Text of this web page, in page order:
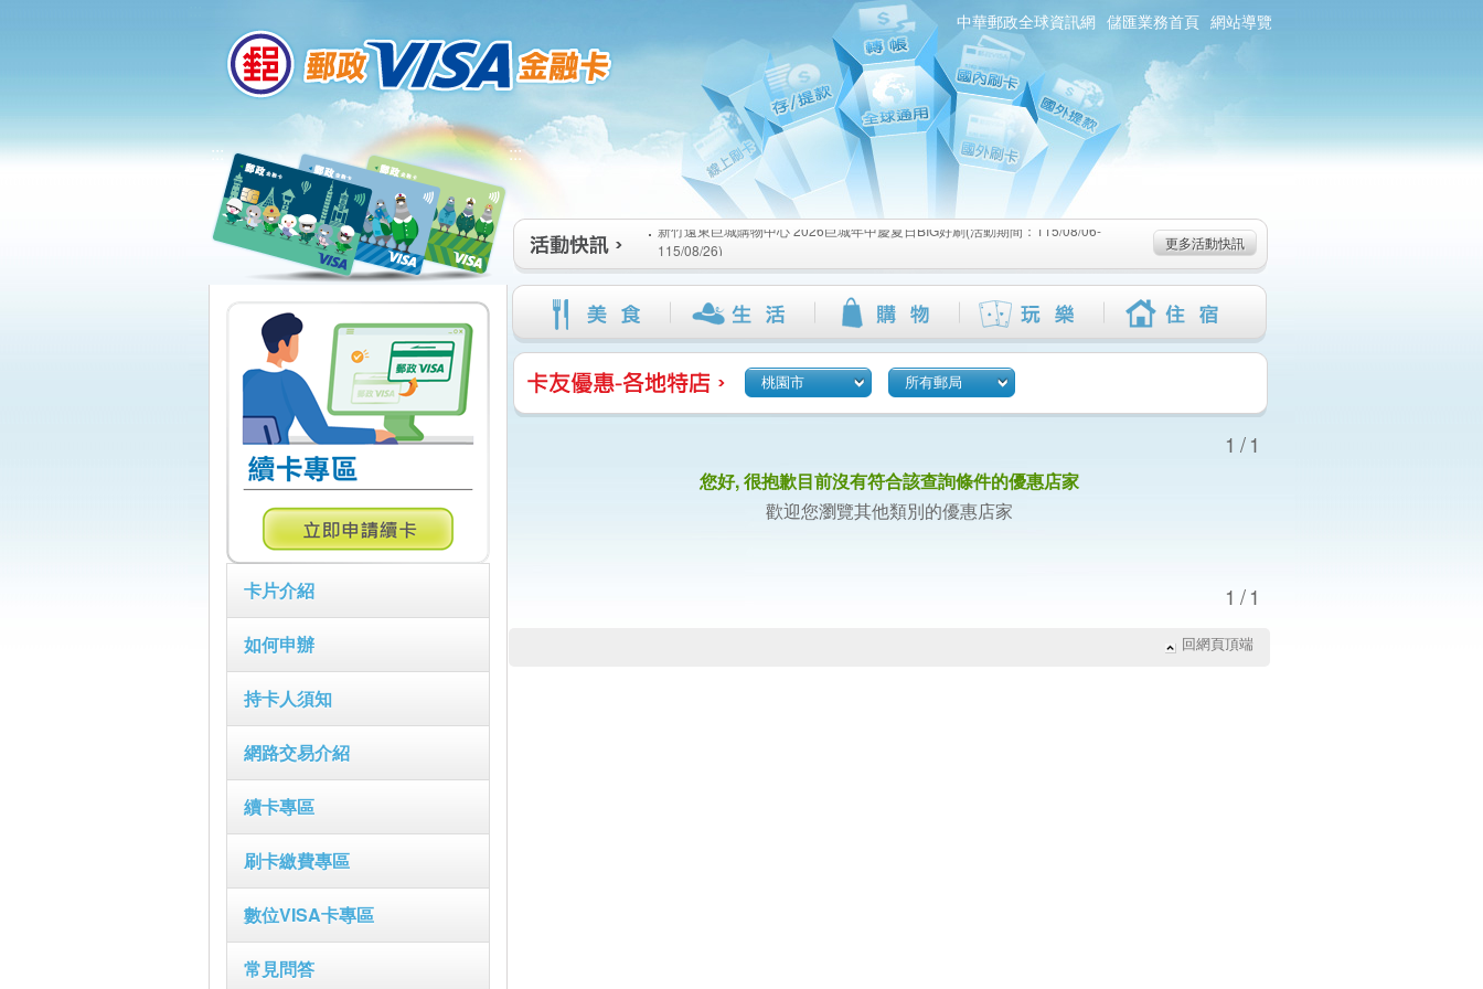
中華郵政全球資訊網 儲匯業務首頁 網站導覽
:::
卡片介紹
如何申辦
持卡人須知
網路交易介紹
續卡專區
刷卡繳費專區
數位VISA卡專區
常見問答
:::
新竹遠東巨城購物中心 2026巨城年中慶夏日BIG好刷(活動期間：115/08/06-
115/08/26)
臺北三創生活 有點東西第2波 刷卡郵好禮(活動期間：115/08/06-115/09/02)
桃園大江國際購物中心 好饗去大江檔期(活動期間：115/08/01-115/08/19)
新竹遠東巨城購物中心 2026巨城年中慶夏日BIG好刷(活動期間：115/08/06-
115/08/26)
臺北三創生活 有點東西第2波 刷卡郵好禮(活動期間：115/08/06-115/09/02)
桃園大江國際購物中心 好饗去大江檔期(活動期間：115/08/01-115/08/19)
更多活動快訊
桃園市 所有郵局
1/1
您好, 很抱歉目前沒有符合該查詢條件的優惠店家
歡迎您瀏覽其他類別的優惠店家
1/1
回網頁頂端